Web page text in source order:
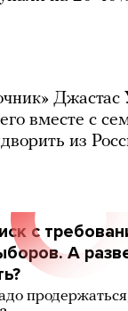
Джастас
вместе с
из
с
А